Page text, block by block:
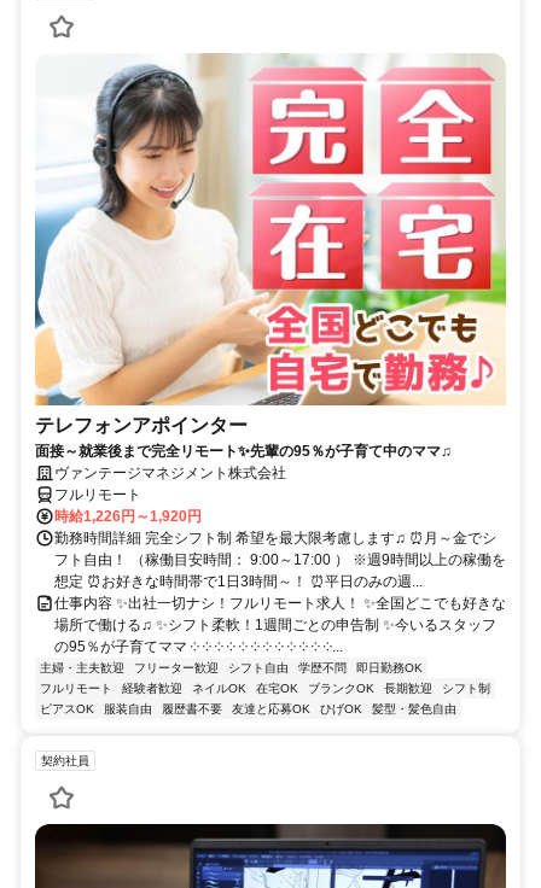
テレフォンアポインター
面接～就業後まで完全リモート✨先輩の95％が子育て中のママ♫
ヴァンテージマネジメント株式会社
フルリモート
時給1,226円～1,920円
勤務時間詳細 完全シフト制 希望を最大限考慮します♫ ⏰月～金でシ
フト自由！ （稼働目安時間： 9:00～17:00 ） ※週9時間以上の稼働を
想定 ⏰お好きな時間帯で1日3時間～！ ⏰平日のみの週...
仕事内容 ✨出社一切ナシ！フルリモート求人！ ✨全国どこでも好きな
場所で働ける♫ ✨シフト柔軟！1週間ごとの申告制 ✨今いるスタッフ
の95％が子育てママ ༶ ༶ ༶ ༶ ༶ ༶ ༶ ༶ ༶ ༶ ༶ ༶...
主婦・主夫歓迎 フリーター歓迎 シフト自由 学歴不問
即日勤務OK
フルリモート
経験者歓迎 ネイルOK 在宅OK ブランクOK 長期歓迎
シフト制
ピアスOK
服装自由 履歴書不要 友達と応募OK ひげOK 髪型・髪色自由
契約社員